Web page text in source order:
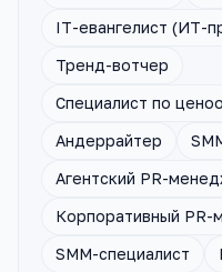
IT-евангелист (ИТ-
Тренд-вотчер
Cпециалист по
Андеррайтер
Агентский PR-
Корпоративный
SMM-специалист